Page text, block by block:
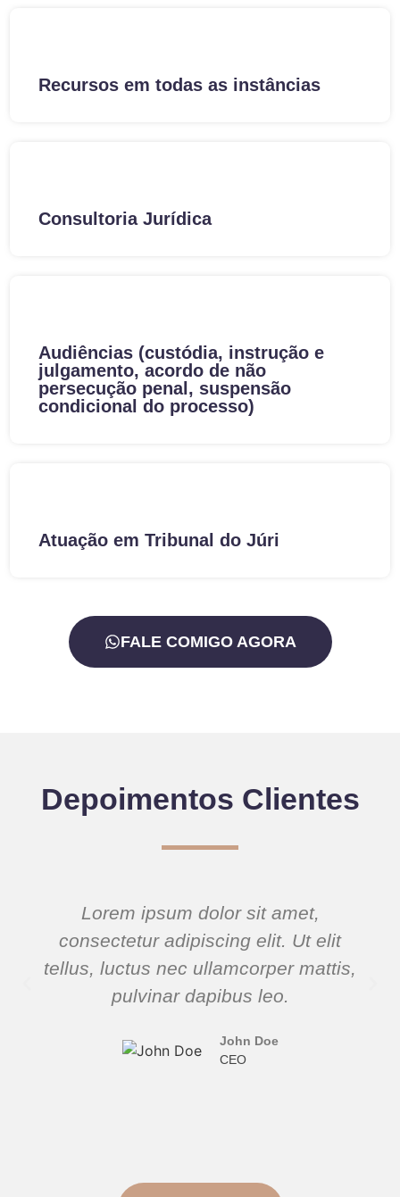
Recursos em todas as instâncias
Consultoria Jurídica
Audiências (custódia, instrução e
julgamento, acordo de não
persecução penal, suspensão
condicional do processo)
Atuação em Tribunal do Júri
FALE COMIGO AGORA
Depoimentos Clientes
Lorem ipsum dolor sit amet,
consectetur adipiscing elit. Ut elit
tellus, luctus nec ullamcorper mattis,
pulvinar dapibus leo.
John Doe
CEO